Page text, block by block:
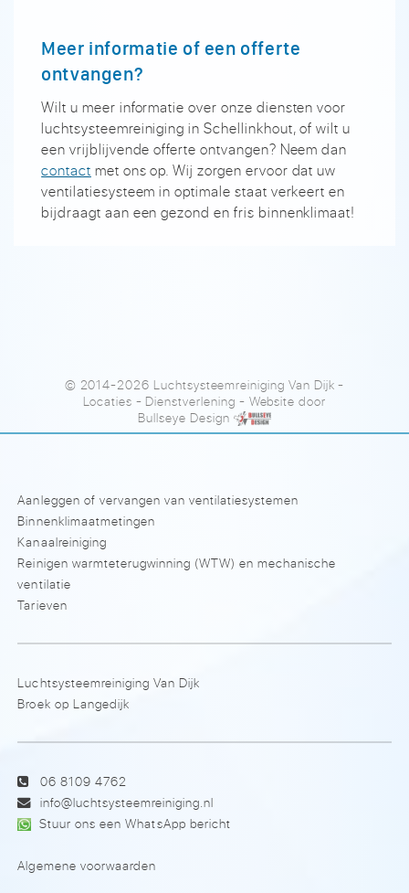
Meer informatie of een offerte
ontvangen?
Wilt u meer informatie over onze diensten voor
luchtsysteemreiniging in Schellinkhout, of wilt u
een vrijblijvende offerte ontvangen? Neem dan
contact met ons op. Wij zorgen ervoor dat uw
ventilatiesysteem in optimale staat verkeert en
bijdraagt aan een gezond en fris binnenklimaat!
© 2014-2026 Luchtsysteemreiniging Van Dijk-
Locaties - Dienstverlening - Website door
Bullseye Design
Aanleggen of vervangen van ventilatiesystemen
Binnenklimaatmetingen
Kanaalreiniging
Reinigen warmteterugwinning (WTW) en mechanische
ventilatie
Tarieven
Luchtsysteemreiniging Van Dijk
Broek op Langedijk
06 8109 4762
info@luchtsysteemreiniging.nl
Stuur ons een WhatsApp bericht
Algemene voorwaarden